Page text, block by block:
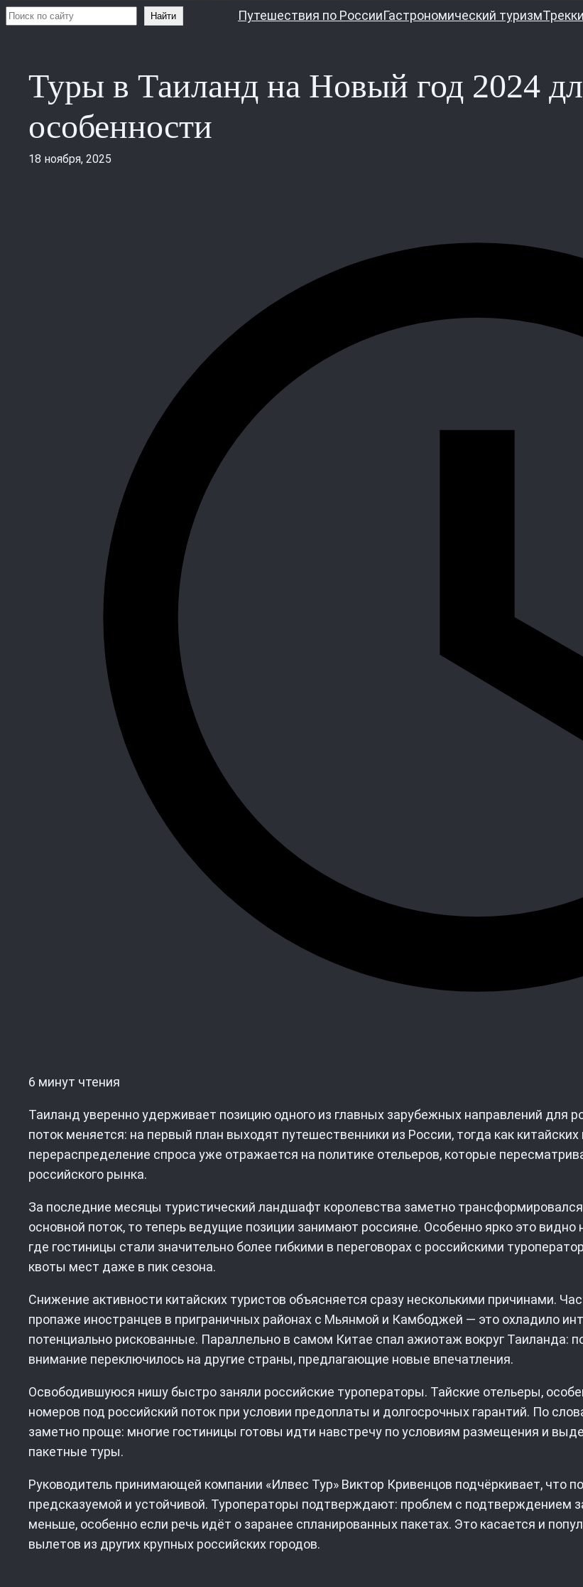
Поиск Найти Путешествия по РоссииГастрономический туризм
Туры в Таиланд на Новый год 2024
особенности
18 ноября, 2025
6 минут чтения
Таиланд уверенно удерживает позицию одного из главных зарубежных направлений для
поток меняется: на первый план выходят путешественники из России, тогда как
перераспределение спроса уже отражается на политике отельеров, которые
российского рынка.
За последние месяцы туристический ландшафт королевства заметно
основной поток, то теперь ведущие позиции занимают россияне. Особенно ярко это
где гостиницы стали значительно более гибкими в переговорах с российскими
квоты мест даже в пик сезона.
Снижение активности китайских туристов объясняется сразу несколькими причинами.
пропаже иностранцев в приграничных районах с Мьянмой и Камбоджей — это охладило
потенциально рискованные. Параллельно в самом Китае спал ажиотаж вокруг Таиланда:
внимание переключилось на другие страны, предлагающие новые впечатления.
Освободившуюся нишу быстро заняли российские туроператоры. Тайские отельеры,
номеров под российский поток при условии предоплаты и долгосрочных гарантий. По
заметно проще: многие гостиницы готовы идти навстречу по условиям размещения и
пакетные туры.
Руководитель принимающей компании «Илвес Тур» Виктор Кривенцов подчёркивает, что
предсказуемой и устойчивой. Туроператоры подтверждают: проблем с подтверждением
меньше, особенно если речь идёт о заранее спланированных пакетах. Это касается и
вылетов из других крупных российских городов.